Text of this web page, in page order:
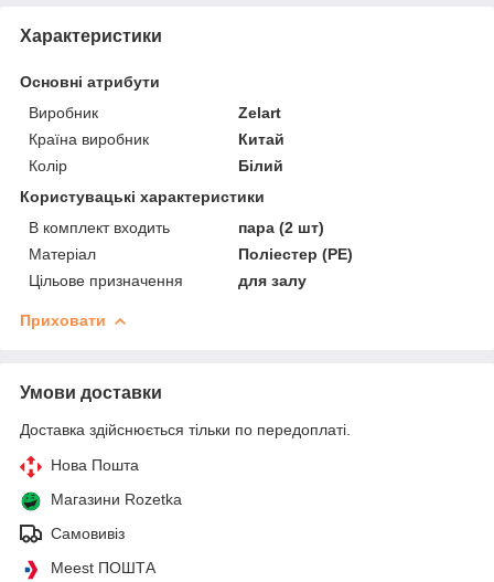
Характеристики
Основні атрибути
Виробник
Zelart
Країна виробник
Китай
Колір
Білий
Користувацькі характеристики
В комплект входить
пара (2 шт)
Матеріал
Поліестер (PE)
Цільове призначення
для залу
Приховати
Умови доставки
Доставка здійснюється тільки по передоплаті.
Нова Пошта
Магазини Rozetka
Самовивіз
Meest ПОШТА